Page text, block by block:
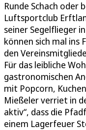
Runde Schach oder
Luftsportclub
seiner Segelflieger
können sich mal ins
den
Für das leibliche
gastronomischen
mit Popcorn,
Mießeler verriet in
aktiv“, dass die
einem Lagerfeuer